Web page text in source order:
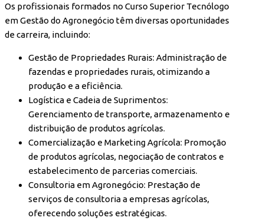
Os profissionais formados no Curso Superior Tecnólogo
em Gestão do Agronegócio têm diversas oportunidades
de carreira, incluindo:
Gestão de Propriedades Rurais: Administração de
fazendas e propriedades rurais, otimizando a
produção e a eficiência.
Logística e Cadeia de Suprimentos:
Gerenciamento de transporte, armazenamento e
distribuição de produtos agrícolas.
Comercialização e Marketing Agrícola: Promoção
de produtos agrícolas, negociação de contratos e
estabelecimento de parcerias comerciais.
Consultoria em Agronegócio: Prestação de
serviços de consultoria a empresas agrícolas,
oferecendo soluções estratégicas.